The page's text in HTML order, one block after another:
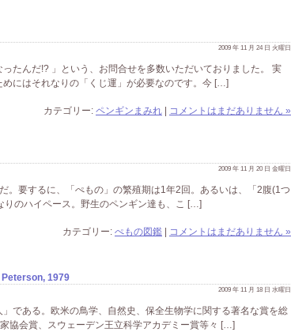
2009 年 11 月 24 日 火曜日
たんだ!? 」という、お問合せを多数いただいておりました。 実
にはそれなりの「くじ運」が必要なのです。今 […]
カテゴリー: ペンギンまみれ コメントはまだありません »
2009 年 11 月 20 日 金曜日
。要するに、「ぺもの」の繁殖期は1年2回。あるいは、「2腹(1つ
のハイペース。野生のペンギン達も、こ […]
カテゴリー: ぺもの図鑑 コメントはまだありません »
Peterson, 1979
2009 年 11 月 18 日 水曜日
である。欧米の鳥学、自然史、保全生物学に関する著名な賞を総
協会賞、スウェーデン王立科学アカデミー賞等々 […]